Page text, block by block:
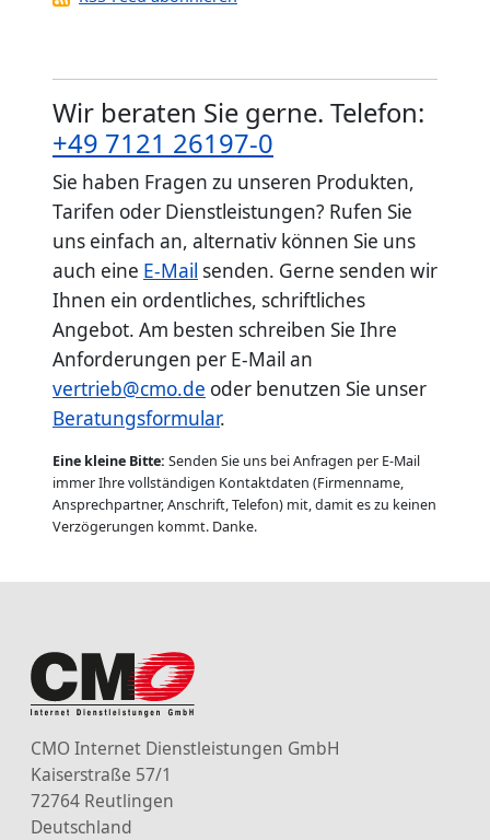
Wir beraten Sie gerne. Telefon:
+49 7121 26197-0
Sie haben Fragen zu unseren Produkten,
Tarifen oder Dienstleistungen? Rufen Sie
uns einfach an, alternativ können Sie uns
auch eine E-Mail senden. Gerne senden wir
Ihnen ein ordentliches, schriftliches
Angebot. Am besten schreiben Sie Ihre
Anforderungen per E-Mail an
vertrieb@cmo.de oder benutzen Sie unser
Beratungsformular.
Eine kleine Bitte: Senden Sie uns bei Anfragen per E-Mail
immer Ihre vollständigen Kontaktdaten (Firmenname,
Ansprechpartner, Anschrift, Telefon) mit, damit es zu keinen
Verzögerungen kommt. Danke.
CMO Internet Dienstleistungen GmbH
Kaiserstraße 57/1
72764 Reutlingen
Deutschland